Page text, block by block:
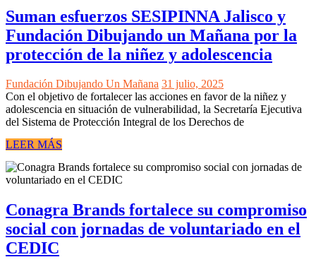
Suman esfuerzos SESIPINNA Jalisco y
Fundación Dibujando un Mañana por la
protección de la niñez y adolescencia
Fundación Dibujando Un Mañana 31 julio, 2025
Con el objetivo de fortalecer las acciones en favor de la niñez y
adolescencia en situación de vulnerabilidad, la Secretaría Ejecutiva
del Sistema de Protección Integral de los Derechos de
LEER MÁS
Conagra Brands fortalece su compromiso
social con jornadas de voluntariado en el
CEDIC